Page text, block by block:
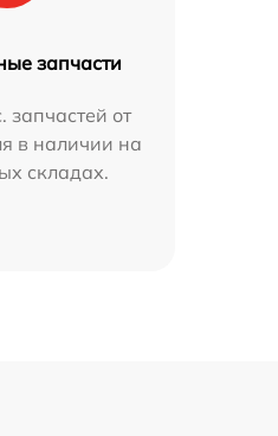
запчасти
запчастей от
в наличии на
складах.